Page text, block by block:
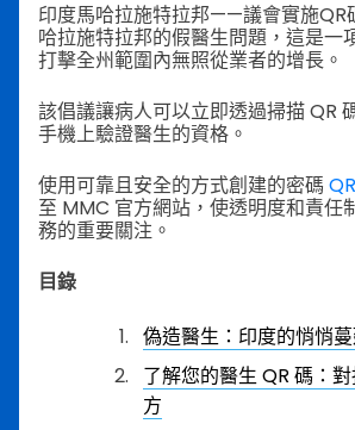
印度馬哈拉施特拉邦——議會實施QR
哈拉施特拉邦的假醫生問題，這是一
打擊全州範圍內無照從業者的增長。
該倡議讓病人可以立即透過掃描 QR
手機上驗證醫生的資格。
使用可靠且安全的方式創建的密碼
至 MMC 官方網站，使透明度和責任
務的重要關注。
目錄
偽造醫生：印度的悄悄
了解您的醫生 QR 碼：
方